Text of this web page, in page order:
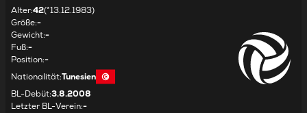
Alter:42(*13.12.1983)
Größe:-
Gewicht:-
Fuß:-
Position:-
Nationalität:Tunesien
BL-Debüt:3.8.2008
Letzter BL-Verein:-